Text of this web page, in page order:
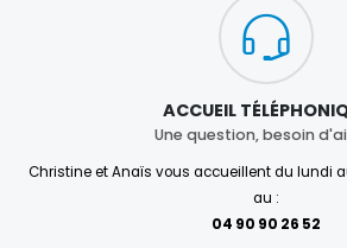
ACCUEIL
Une question, besoin
Christine et Anaïs vous accueillent du lundi
au :
04 90 90 26 52